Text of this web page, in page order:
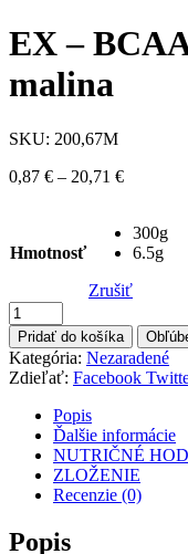
EX –
malina
SKU: 200,67M
0,87 € – 20,71 €Price
through
20,71 €
Hmotnosť
300g
6.5g
Zrušiť
Množstvo
Pridať do košíka
Kategória: Nezaradené
Zdieľať: Facebook
Popis
Ďalšie informácie
NUTRIČNÉ
ZLOŽENIE
Recenzie (0)
Popis